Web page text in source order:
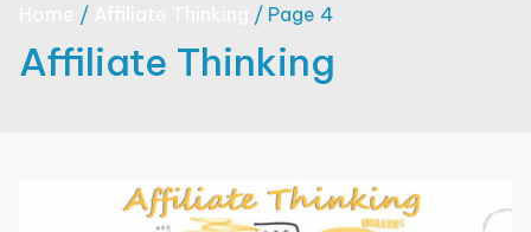
Page 4
Affiliate Thinking